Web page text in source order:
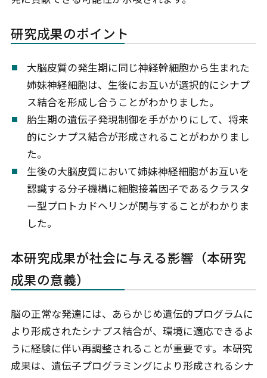
研究成果のポイント
大脳皮質の発生期に同じ神経幹細胞から生まれた
姉妹神経細胞は、生後にお互いが選択的にシナプ
ス結合を形成し合うことがわかりました。
胎生期の遺伝子発現制御を手がかりにして、将来
的にシナプス結合が形成されることがわかりまし
た。
生後の大脳皮質において姉妹神経細胞がお互いを
認識する分子機構に細胞接着因子であるクラスタ
ー型プロトカドヘリンが関与することがわかりま
した。
本研究成果が社会に与える影響（本研究
成果の意義）
脳の正常な発達には、あらかじめ遺伝的プログラムに
より形成されたシナプス結合が、環境に適応できるよ
うに経験に伴い再調整されることが重要です。本研究
成果は、遺伝子プログラミングにより形成されるシナ